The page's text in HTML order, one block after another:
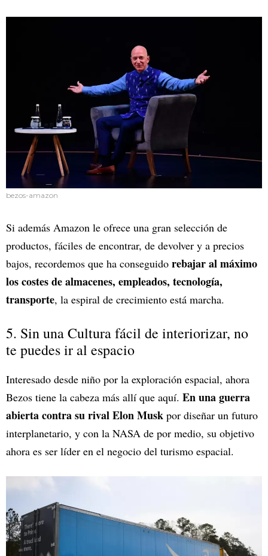
bezos-amazon
Si además Amazon le ofrece una gran selección de
productos, fáciles de encontrar, de devolver y a precios
bajos, recordemos que ha conseguido rebajar al máximo
los costes de almacenes, empleados, tecnología,
transporte, la espiral de crecimiento está marcha.
5. Sin una Cultura fácil de interiorizar, no
te puedes ir al espacio
Interesado desde niño por la exploración espacial, ahora
Bezos tiene la cabeza más allí que aquí. En una guerra
abierta contra su rival Elon Musk por diseñar un futuro
interplanetario, y con la NASA de por medio, su objetivo
ahora es ser líder en el negocio del turismo espacial.